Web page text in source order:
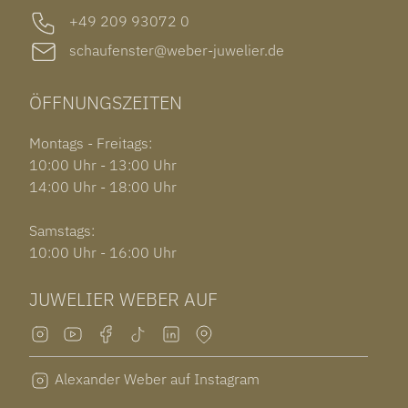
+49 209 93072 0
schaufenster@weber-juwelier.de
ÖFFNUNGSZEITEN
Montags - Freitags:
10:00 Uhr - 13:00 Uhr
14:00 Uhr - 18:00 Uhr
Samstags:
10:00 Uhr - 16:00 Uhr
JUWELIER WEBER AUF
Alexander Weber auf Instagram